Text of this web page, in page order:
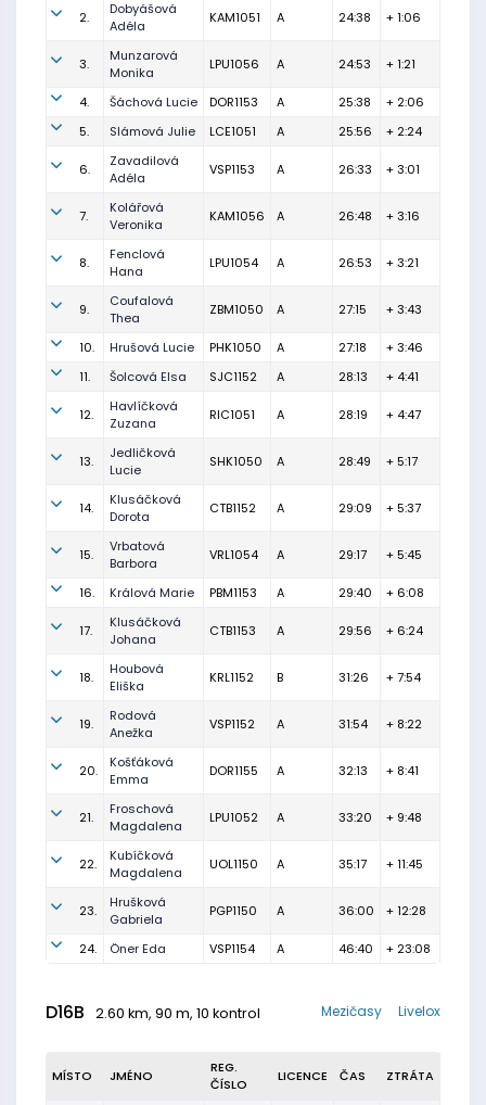
2.
Dobyášová
Adéla
KAM1051 A 24:38 + 1:06
3.
Munzarová
Monika
LPU1056 A 24:53 + 1:21
4. Šáchová Lucie DOR1153 A 25:38
+ 2:06
5.
Slámová Julie LCE1051 A 25:56 + 2:24
6.
Zavadilová
Adéla
VSP1153 A 26:33 + 3:01
7.
Kolářová
Veronika
KAM1056 A 26:48 + 3:16
8.
Fenclová
Hana
LPU1054 A 26:53 + 3:21
9.
Coufalová
Thea
ZBM1050 A 27:15 + 3:43
10. Hrušová Lucie PHK1050 A 27:18
+ 3:46
11.
Šolcová Elsa SJC1152 A 28:13 + 4:41
12.
Havlíčková
Zuzana
RIC1051 A 28:19 + 4:47
13.
Jedličková
Lucie
SHK1050 A 28:49 + 5:17
14.
Klusáčková
Dorota
CTB1152 A 29:09 + 5:37
15.
Vrbatová
Barbora
VRL1054 A 29:17 + 5:45
16. Králová Marie PBM1153 A 29:40 + 6:08
17.
Klusáčková
Johana
CTB1153 A 29:56 + 6:24
18.
Houbová
Eliška
KRL1152 B 31:26 + 7:54
19.
Rodová
Anežka
VSP1152 A 31:54 + 8:22
20.
Košťáková
Emma
DOR1155 A 32:13 + 8:41
21.
Froschová
Magdalena
LPU1052 A 33:20 + 9:48
22.
Kubíčková
Magdalena
UOL1150 A 35:17 + 11:45
23.
Hrušková
Gabriela
PGP1150 A 36:00 + 12:28
24. Öner Eda VSP1154 A 46:40 + 23:08
D16B 2.60 km, 90 m, 10 kontrol Livelox
Mezičasy
MÍSTO JMÉNO
REG.
ČÍSLO
LICENCE ČAS ZTRÁTA